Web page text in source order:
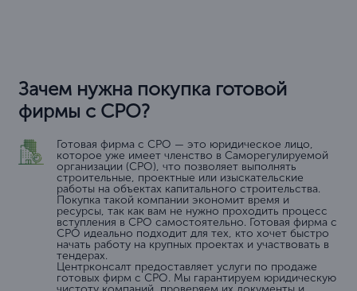
Зачем нужна покупка готовой
фирмы с СРО?
Готовая фирма с СРО — это юридическое лицо,
которое уже имеет членство в Саморегулируемой
организации (СРО), что позволяет выполнять
строительные, проектные или изыскательские
работы на объектах капитального строительства.
Покупка такой компании экономит время и
ресурсы, так как вам не нужно проходить процесс
вступления в СРО самостоятельно. Готовая фирма с
СРО идеально подходит для тех, кто хочет быстро
начать работу на крупных проектах и участвовать в
тендерах.
Центрконсалт предоставляет услуги по продаже
готовых фирм с СРО. Мы гарантируем юридическую